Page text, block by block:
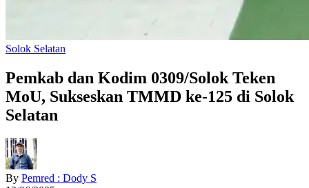
Solok Selatan
Pemkab dan Kodim 0309/Solok Teken
MoU, Sukseskan TMMD ke-125 di Solok
Selatan
By Pemred : Dody S